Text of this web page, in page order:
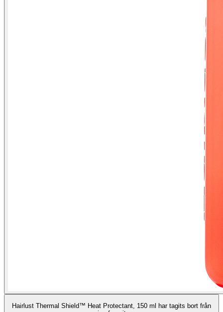
Hairlust Thermal Shield™ Heat Protectant, 150 ml har tagits bort från